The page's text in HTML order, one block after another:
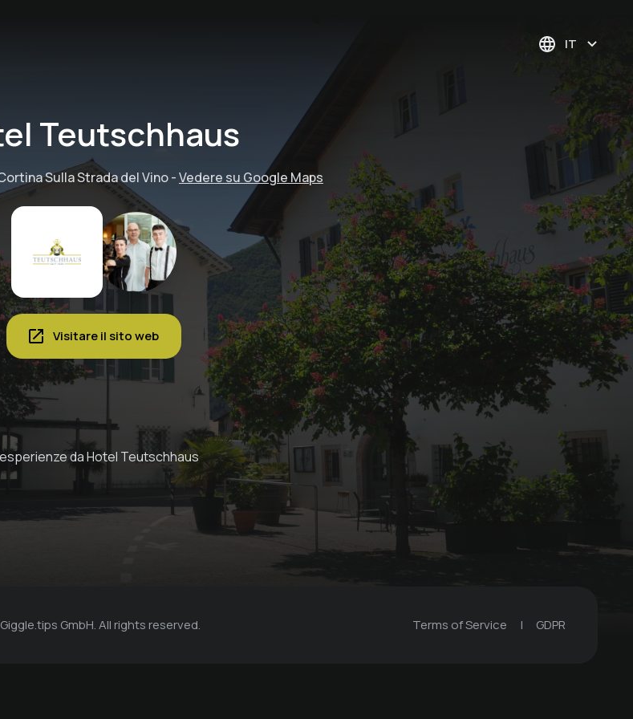
IT
Teutschhaus
Sulla Strada del Vino-Vedere su Google Maps
Visitare il sito web
da Hotel Teutschhaus
giornaliero
Noleggio giornaliero
di city bike o
mountain bike
Hotel Teutschhaus
GmbH. All rights reserved. Terms of Service | GDPR